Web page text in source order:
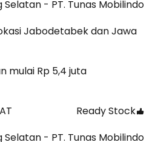
- PT. Tunas Mobilindo
Jabodetabek dan Jawa
mulai Rp 5,4 juta
Ready Stock
- PT. Tunas Mobilindo